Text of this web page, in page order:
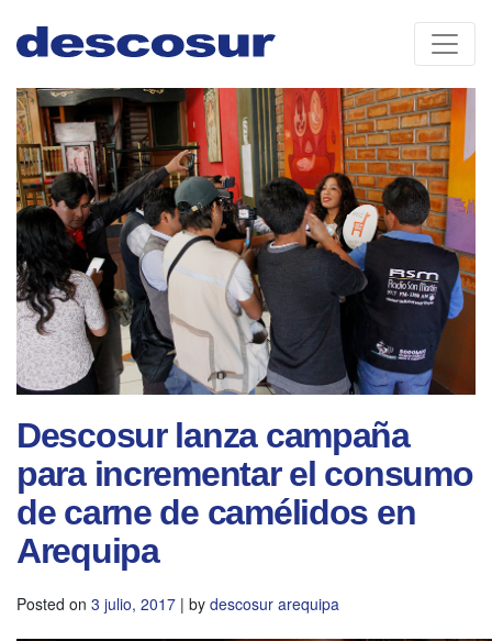
content
Descosur lanza campaña
para incrementar el consumo
de carne de camélidos en
Arequipa
Posted on 3 julio, 2017 | by descosur arequipa